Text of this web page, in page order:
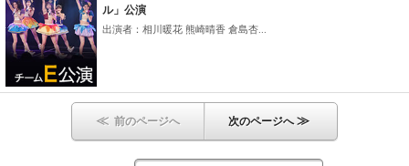
ル」公演
出演者：相川暖花 熊崎晴香 倉島杏...
≪ 前のページへ 次のページへ≫